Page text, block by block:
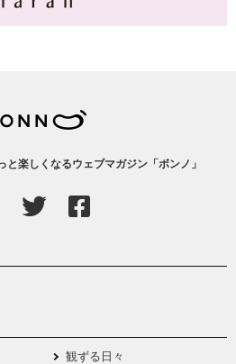
楽しくなるウェブマガジン「ボンノ」
観ずる日々